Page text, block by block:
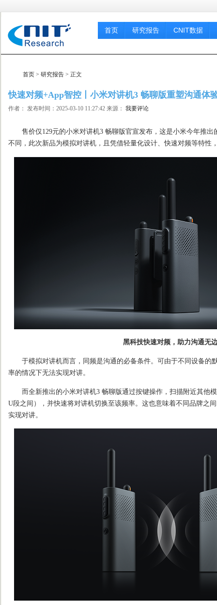
首页 研究报告 CNIT数据
首页 > 研究报告 > 正文
快速对频+App智控丨小米对讲机3 畅聊版重塑沟通体
作者： 发布时间：2025-03-10 11:27:42 来源： 我要评论
售价仅129元的小米对讲机3 畅聊版官宣发布，这是小米今年推出
不同，此次新品为模拟对讲机，且凭借轻量化设计、快速对频等特性
黑科技快速对频，助力沟通无
于模拟对讲机而言，同频是沟通的必备条件。可由于不同设备的
率的情况下无法实现对讲。
而全新推出的小米对讲机3 畅聊版通过按键操作，扫描附近其他
U段之间），并快速将对讲机切换至该频率。这也意味着不同品牌之
实现对讲。